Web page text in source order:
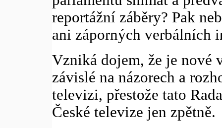
reportážní záběry? Pak
ani záporných verbálních
Vzniká dojem, že je nové
závislé na názorech a
televizi, přestože tato
České televize jen zpětně.